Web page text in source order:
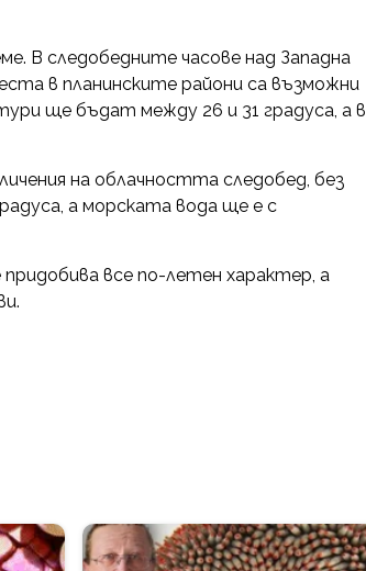
В следобедните часове над Западна
в планинските райони са възможни
ще бъдат между 26 и 31 градуса, а в
на облачността следобед, без
а морската вода ще е с
все по-летен характер, а